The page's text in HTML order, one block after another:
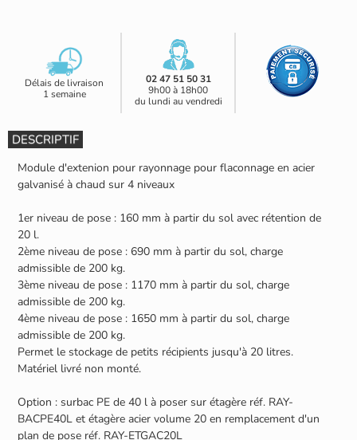
Délais de livraison
1 semaine
02 47 51 50 31
9h00 à 18h00
du lundi au vendredi
DESCRIPTIF
Module d'extenion pour rayonnage pour flaconnage en acier
galvanisé à chaud sur 4 niveaux
1er niveau de pose : 160 mm à partir du sol avec rétention de
20 l.
2ème niveau de pose : 690 mm à partir du sol, charge
admissible de 200 kg.
3ème niveau de pose : 1170 mm à partir du sol, charge
admissible de 200 kg.
4ème niveau de pose : 1650 mm à partir du sol, charge
admissible de 200 kg.
Permet le stockage de petits récipients jusqu'à 20 litres.
Matériel livré non monté.
Option : surbac PE de 40 l à poser sur étagère réf. RAY-
BACPE40L et étagère acier volume 20 en remplacement d'un
plan de pose réf. RAY-ETGAC20L